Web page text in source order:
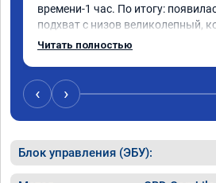
времени-1 час. По итогу:
подхват с низов великолепный,
стала работать плавнее. На
доволен как слон ))) Рекомендую
компанию!
Читать полностью
‹ ›
Блок управления (ЭБУ):